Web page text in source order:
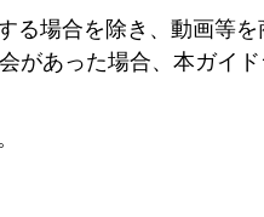
場合を除き、動画等
あった場合、本ガイ